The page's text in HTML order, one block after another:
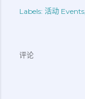
Labels: 活动 Events
评论